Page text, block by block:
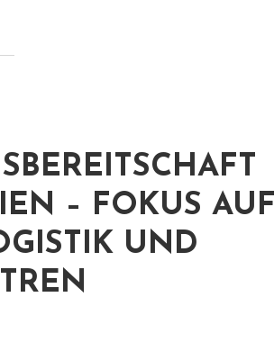
– FOKUS AUF
UND